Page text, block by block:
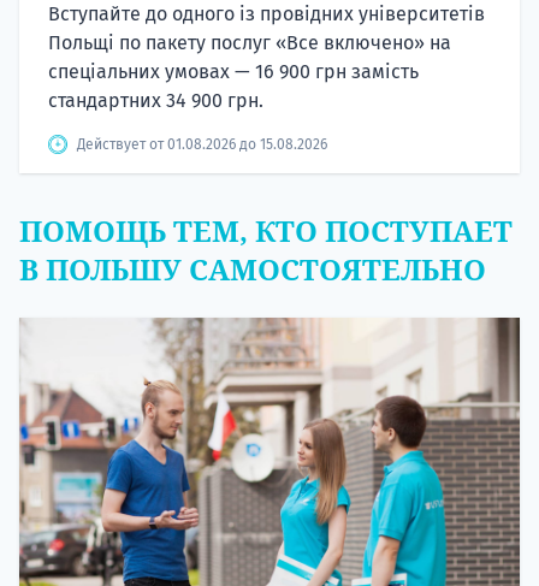
Вступайте до одного із провідних університетів
Польщі по пакету послуг «Все включено» на
спеціальних умовах — 16 900 грн замість
стандартних 34 900 грн.
Действует от 01.08.2026 до 15.08.2026
ПОМОЩЬ ТЕМ, КТО ПОСТУПАЕТ
В ПОЛЬШУ САМОСТОЯТЕЛЬНО